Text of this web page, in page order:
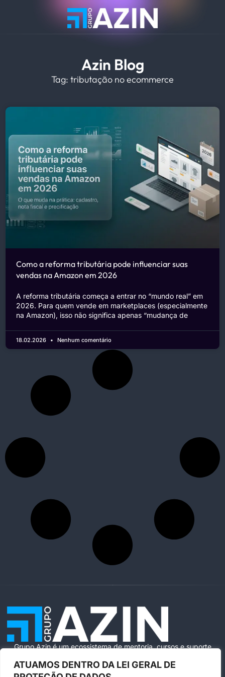
ATUAMOS DENTRO DA LEI GERAL DE
Azin Blog
Tag: tributação no ecommerce
Como a reforma tributária pode influenciar suas
vendas na Amazon em 2026
A reforma tributária começa a entrar no “mundo real” em
2026. Para quem vende em marketplaces (especialmente
na Amazon), isso não significa apenas “mudança de
18.02.2026 Nenhum comentário
Grupo Azin é um ecossistema de mentoria, cursos e suporte
escala na Amazon Brasil.